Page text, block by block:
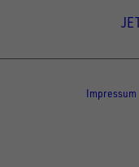
Impressum